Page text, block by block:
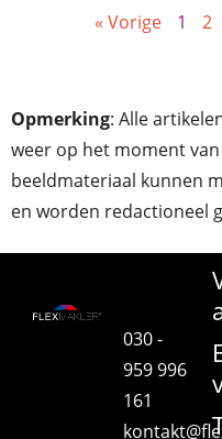
« Vorige 1 2
Opmerking: Alle
weer op het moment
beeldmateriaal kunnen
en worden redactioneel
030 -
959 996
161